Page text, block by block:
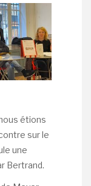
étions
sur le
une
Bertrand.